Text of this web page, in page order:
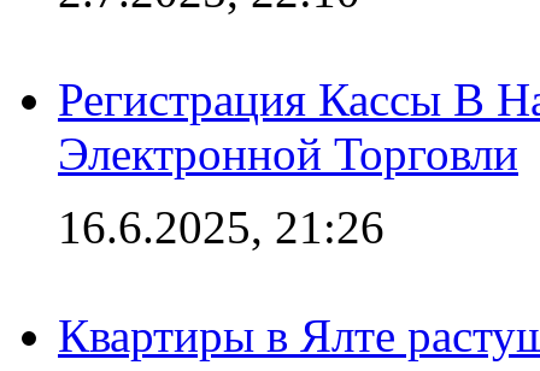
Регистрация Кассы В
Электронной Торговли
16.6.2025, 21:26
Квартиры в Ялте